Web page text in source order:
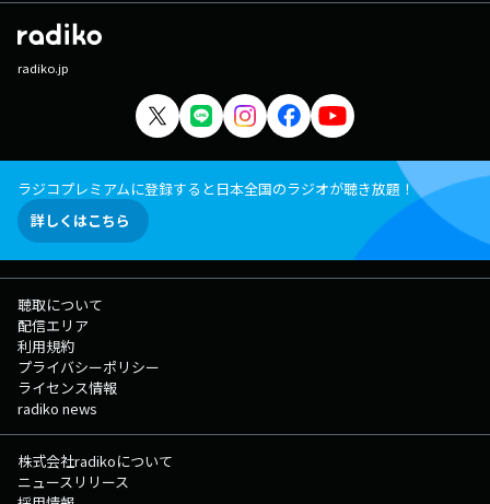
radiko.jp
ラジコプレミアムに登録すると日本全国のラジオが聴き放題！
詳しくはこちら
聴取について
配信エリア
利用規約
プライバシーポリシー
ライセンス情報
radiko news
株式会社radikoについて
ニュースリリース